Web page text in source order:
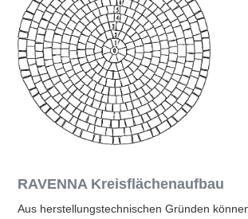
RAVENNA Kreisflächenaufbau
Aus herstellungstechnischen Gründen